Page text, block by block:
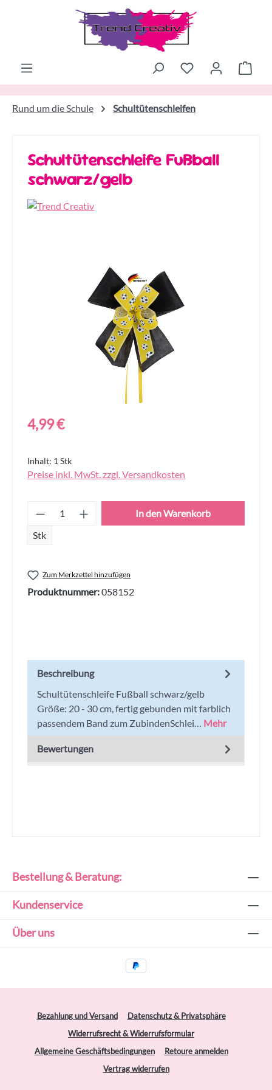
Zum Hauptinhalt springen
Rund um die Schule Schultütenschleifen
Schultütenschleife Fußball
schwarz/gelb
Bildergalerie überspringen
Regulärer Preis:
4,99 €
Inhalt: 1 Stk
Preise inkl. MwSt. zzgl. Versandkosten
Produkt Anzahl: Gib den gewünschten
Stk
In den Warenkorb
Zum Merkzettel hinzufügen
Produktnummer:058152
Beschreibung
Schultütenschleife Fußball schwarz/gelb
Größe: 20 - 30 cm, fertig gebunden mit farblich
passendem Band zum ZubindenSchlei… Mehr
Bewertungen
Bestellung & Beratung:
Kundenservice
Über uns
Bezahlung und Versand
Datenschutz & Privatsphäre
Widerrufsrecht & Widerrufsformular
Allgemeine Geschäftsbedingungen
Retoure anmelden
Vertrag widerrufen